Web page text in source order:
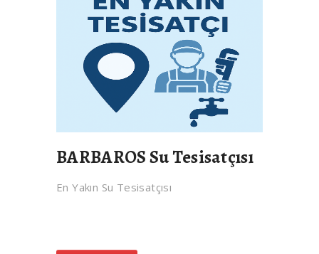
BARBAROS Su Tesisatçısı
En Yakın Su Tesisatçısı